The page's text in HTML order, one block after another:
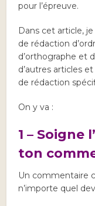
pour l’épreuve.
Dans cet article,
de rédaction
d’orthographe et
d’autres articles
de rédaction
On y va :
1 – Soigne
ton
Un commentaire
n’importe quel